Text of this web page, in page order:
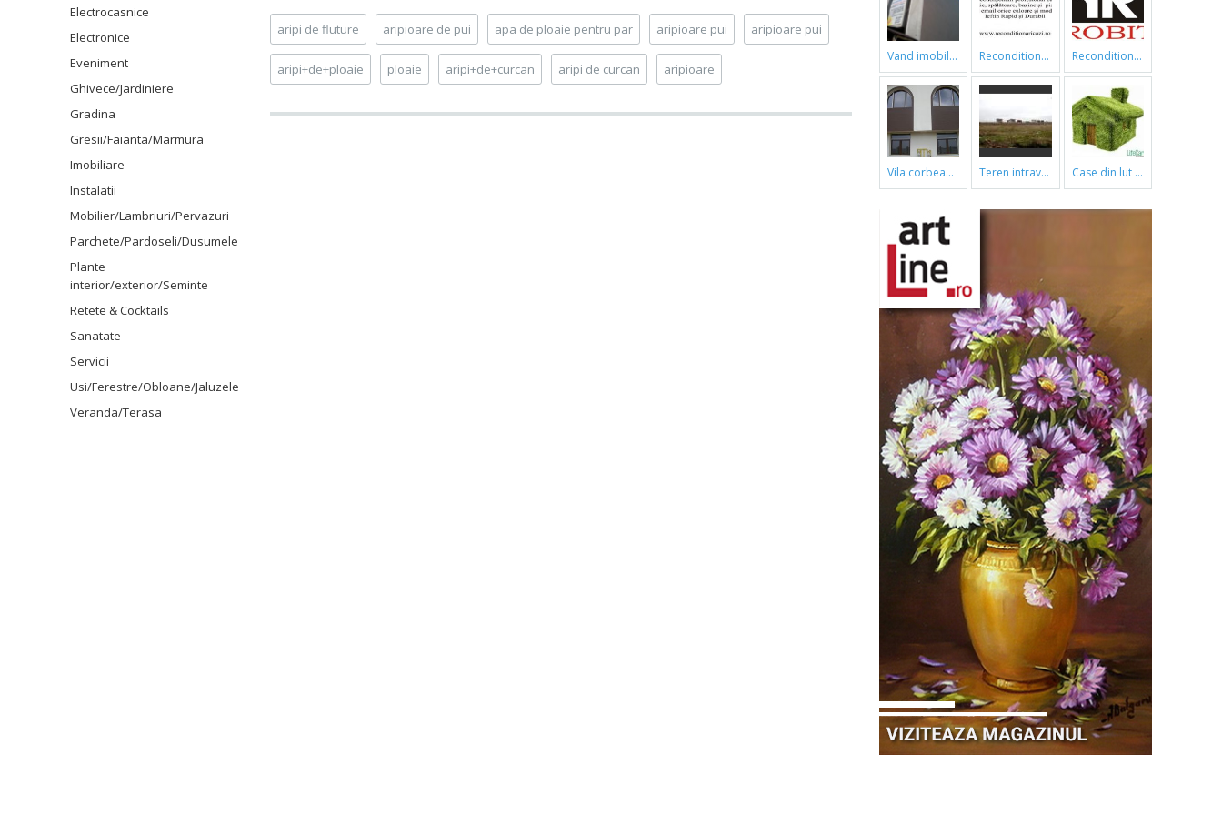
Electrocasnice
Electronice
Eveniment
Ghivece/Jardiniere
Gradina
Gresii/Faianta/Marmura
Imobiliare
Instalatii
Mobilier/Lambriuri/Pervazuri
Parchete/Pardoseli/Dusumele
Plante
interior/exterior/Seminte
Retete & Cocktails
Sanatate
Servicii
Usi/Ferestre/Obloane/Jaluzele
Veranda/Terasa
aripi de fluture aripioare de pui apa de ploaie pentru par aripioare pui aripioare pui
aripi+de+ploaie ploaie aripi+de+curcan aripi de curcan aripioare
vand imobil ,790m,piata gorjului,pret negociabil reconditionari cazi de baie reconditionari cazi de baie
vila corbeanca teren intravilan case din lut si paie